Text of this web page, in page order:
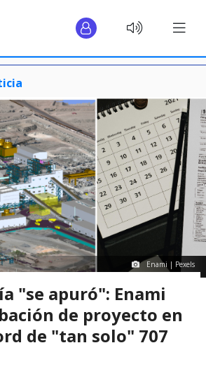
Enami | Pexels
"se apuró": Enami
de proyecto en
de "tan solo" 707